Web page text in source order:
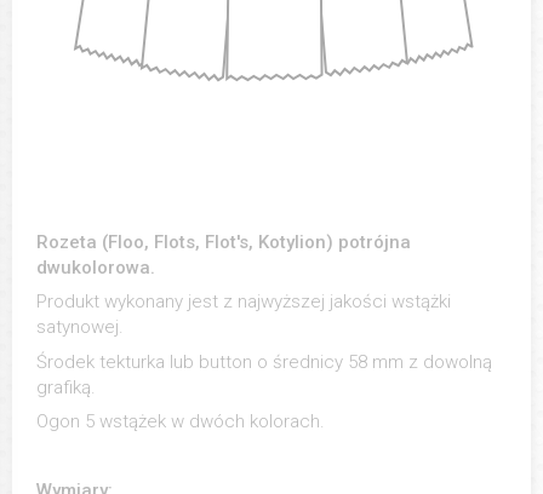
Rozeta (Floo, Flots, Flot's, Kotylion) potrójna
dwukolorowa.
Produkt wykonany jest z najwyższej jakości wstążki
satynowej.
Środek tekturka lub button o średnicy 58 mm z dowolną
grafiką.
Ogon 5 wstążek w dwóch kolorach.